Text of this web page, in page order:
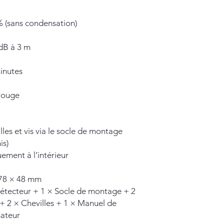
(sans condensation)
à 3 m
et vis via le socle de montage
à l’intérieur
× 48 mm
+ 1 × Socle de montage + 2
2 × Chevilles + 1 × Manuel de